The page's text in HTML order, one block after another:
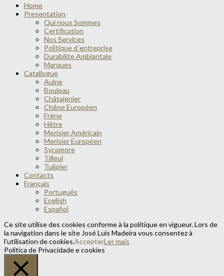
Home
Presentation
Qui nous Sommes
Certification
Nos Services
Politique d´entreprise
Durabilite Ambiantale
Marques
Catallogue
Aulne
Bouleau
Châtaignier
Chêne Européen
Frêne
Hêtre
Merisier Américain
Merisier Européen
Sycomore
Tilleul
Tulipier
Contacts
Français
Português
English
Español
Ce site utilise des cookies conforme à la politique en vigueur. Lors de
la navigation dans le site José Luis Madeira vous consentez à
l'utilisation de cookies.AccepterLer mais
Política de Privacidade e cookies